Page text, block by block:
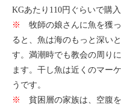
KGあたり110円ぐらいで購入
※
牧師の娘さんに魚を獲
ると、魚は海のもっと深い
す。満潮時でも教会の周り
ます。干し魚は近くのマー
うです。
※
貧困層の家族は、空腹